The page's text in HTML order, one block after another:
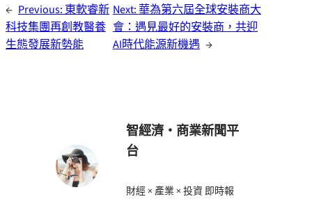
← Previous:東軟睿新
科技集團再創教醫養
生態發展新勢能
Next:華為第六屆全球安裝商大
會：遇見最好的安裝商，共迎
AI時代能源新機遇 →
智經濟・商業新聞平
台
財經 × 產業 × 投資 即時報